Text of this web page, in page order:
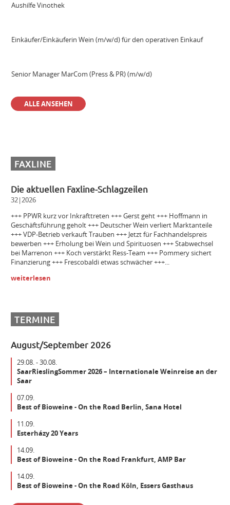
Aushilfe Vinothek
Einkäufer/Einkäuferin Wein (m/w/d) für den operativen Einkauf
Senior Manager MarCom (Press & PR) (m/w/d)
Sales Manager & Brand Ambassador Premium Spirits (m/w/d)
Einkäuferin/Einkäufer Wein (m/w/d) für den operativen Einkauf
Bezirksleiter / Handelsagentur (m/w/d) Gebiet Württemberg
Winzer m/w/d
Mitarbeiter (m/w/d) Vinothek
Senior Brand Builder (m/w/d)
Maschinist Weinbau/Landwirt (m/w/d)
Landmaschinenmechatroniker Weinbau (m/w/d)
Gebietsverkaufsleiter WEST (m/w/d)
Der beste Weinfachhandel 2024 sucht Verstärkung
ALLE ANSEHEN
FAXLINE
Die aktuellen Faxline-Schlagzeilen
32|2026
+++ PPWR kurz vor Inkrafttreten +++ Gerst geht +++ Hoffmann in
Geschäftsführung geholt +++ Deutscher Wein verliert Marktanteile
+++ VDP-Betrieb verkauft Trauben +++ Jetzt für Fachhandelspreis
bewerben +++ Erholung bei Wein und Spirituosen +++ Stabwechsel
bei Marrenon +++ Koch verstärkt Ress-Team +++ Pommery sichert
Finanzierung +++ Frescobaldi etwas schwächer +++...
weiterlesen
TERMINE
August/September 2026
29.08. - 30.08.
SaarRieslingSommer 2026 – Internationale Weinreise an der
Saar
07.09.
Best of Bioweine - On the Road Berlin, Sana Hotel
11.09.
Esterházy 20 Years
14.09.
Best of Bioweine - On the Road Frankfurt, AMP Bar
14.09.
Best of Bioweine - On the Road Köln, Essers Gasthaus